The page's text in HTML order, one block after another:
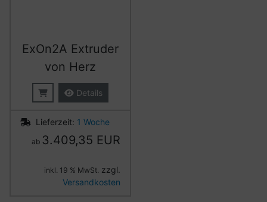
ExOn2A Extruder
von Herz
Details
Lieferzeit: 1 Woche
ab 3.409,35 EUR
inkl. 19 % MwSt. zzgl.
Versandkosten